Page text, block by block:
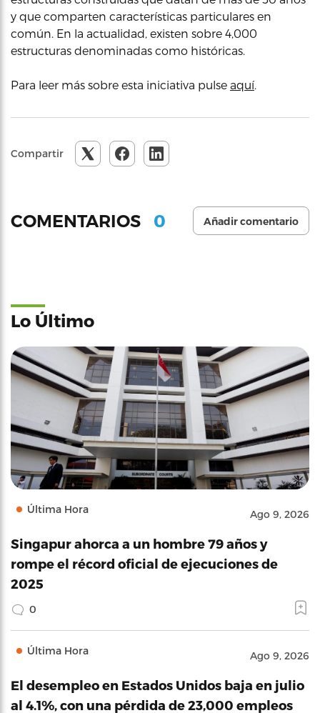
y que comparten características particulares en
común. En la actualidad, existen sobre 4,000
estructuras denominadas como históricas.
Para leer más sobre esta iniciativa pulse aquí.
Compartir
COMENTARIOS 0 Añadir comentario
Lo Último
Última Hora Ago 9, 2026
Singapur ahorca a un hombre 79 años y
rompe el récord oficial de ejecuciones de
2025
0
Última Hora Ago 9, 2026
El desempleo en Estados Unidos baja en julio
al 4.1%, con una pérdida de 23,000 empleos